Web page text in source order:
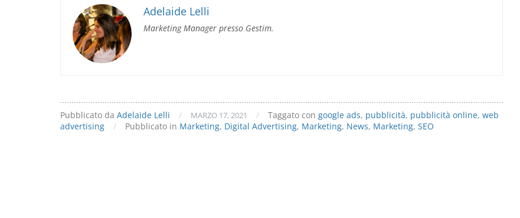
la
attività
Adelaide Lelli
Marketing Manager presso Gestim.
Pubblicato da Adelaide Lelli / MARZO 17, 2021 / Taggato con google ads, pubblicità, pubblicità online, web
advertising
/ Pubblicato in Marketing, Digital Advertising, Marketing, News, Marketing, SEO